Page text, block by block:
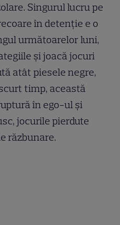
Singurul lucru pe
în detenţie e o
următoarelor luni,
şi joacă jocuri
atât piesele negre,
timp, această
în ego-ul şi
jocurile pierdute
răzbunare.